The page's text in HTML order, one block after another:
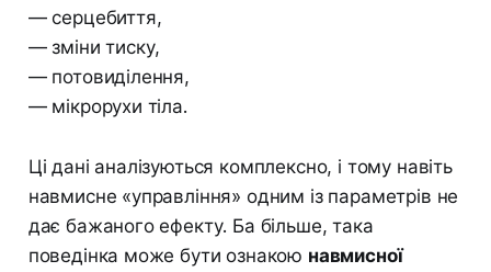
— серцебиття,
— зміни тиску,
— потовиділення,
— мікрорухи тіла.
Ці дані аналізуються комплексно, і тому навіть
навмисне «управління» одним із параметрів не
дає бажаного ефекту. Ба більше, така
поведінка може бути ознакою навмисної